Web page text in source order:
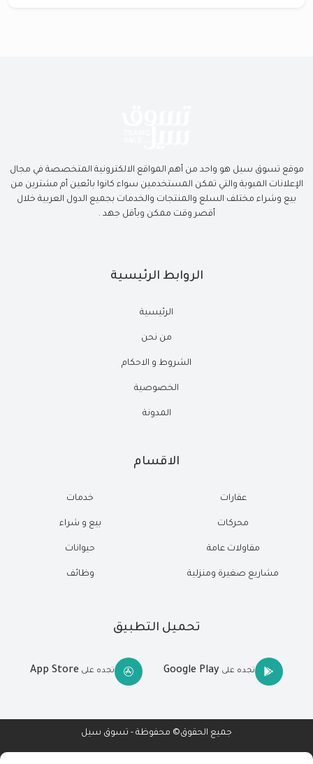
موقع تسوق سيل هو واحد من أهم المواقع الالكترونية المتخصصة في مجال
الإعلانات المبوبة والتي تمكن المستخدمين سواء كانوا بائعين أم مشترين من
بيع وشراء مختلف السلع والمنتجات والخدمات بجميع الدول العربية خلال
أقصر وقت ممكن وبأقل جهد .
الروابط الرئيسية
الرئيسية
من نحن
الشروط و الاحكام
الخصوصية
المدونة
الاقسام
عقارات
محركات
مقاولات عامة
مشاريع صغيرة ومنزلية
خدمات
بيع و شراء
حيوانات
وظائف
تحميل التطبيق
تجده على Google Play تجده على App Store
جميع الحقوق© محفوظة - تسوق سيل